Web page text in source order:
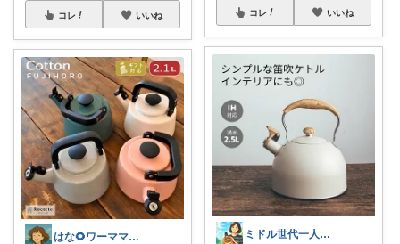
コレ いいね
はな🌻ワーママ×オススメ品掲載🌞
コレ いいね
ミドル世代一人暮らし応援隊